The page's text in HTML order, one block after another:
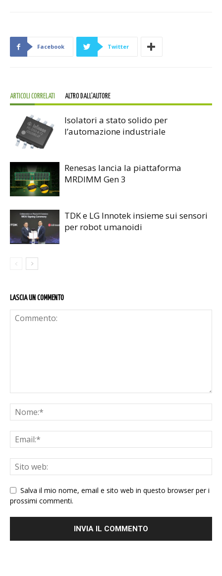
Facebook Twitter
ARTICOLI CORRELATI ALTRO DALL'AUTORE
Isolatori a stato solido per
l’automazione industriale
Renesas lancia la piattaforma
MRDIMM Gen 3
TDK e LG Innotek insieme sui sensori
per robot umanoidi
LASCIA UN COMMENTO
Salva il mio nome, email e sito web in questo browser per i
prossimi commenti.